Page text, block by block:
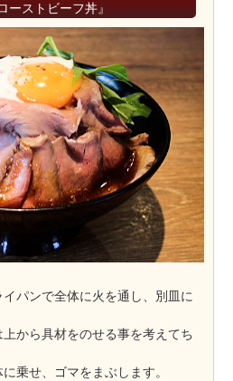
ーストビーフ丼』
パンで全体に火を通し、別皿に
から具材をのせる事を考えてち
乗せ、ゴマをまぶします。